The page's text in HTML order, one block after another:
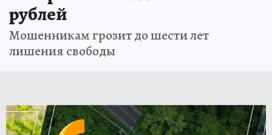
рублей
Мошенникам грозит до шести лет
лишения свободы